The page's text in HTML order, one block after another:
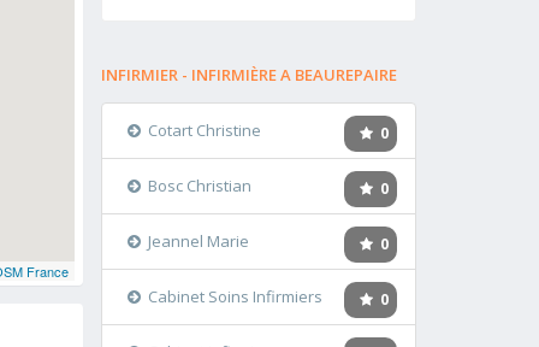
France
INFIRMIER - INFIRMIÈRE A BEAUREPAIRE
0
Cotart Christine
0
Bosc Christian
0
Jeannel Marie
0
Cabinet Soins Infirmiers